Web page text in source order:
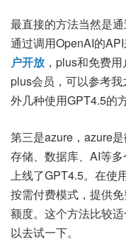
最直接的方法当然是
通过调用OpenAI的
户开放 ，plus和免费
plus会员，可以参考
外几种使用GPT4.5的方
第三是azure，azure
存储、数据库、AI等
上线了GPT4.5。在使
按需付费模式，提供
额度。这个方法比较
以去试一下。